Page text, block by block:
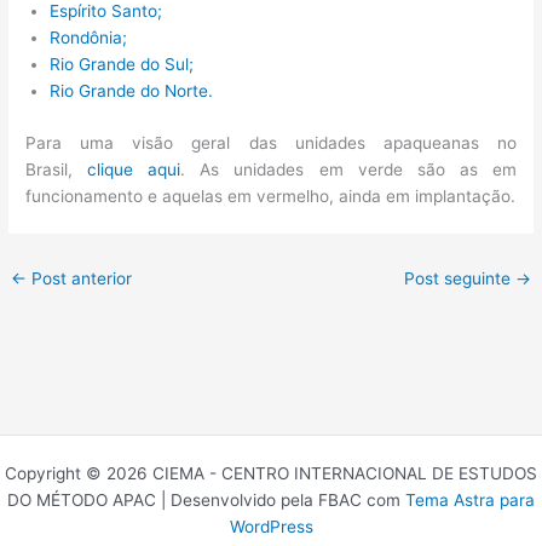
Espírito Santo;
Rondônia;
Rio Grande do Sul;
Rio Grande do Norte.
Para uma visão geral das unidades apaqueanas no
Brasil,clique aqui. As unidades em verde são as em
funcionamento e aquelas em vermelho, ainda em implantação.
← Post anterior Post seguinte →
Copyright © 2026 CIEMA - CENTRO INTERNACIONAL DE ESTUDOS
DO MÉTODO APAC | Desenvolvido pela FBAC com Tema Astra para
WordPress